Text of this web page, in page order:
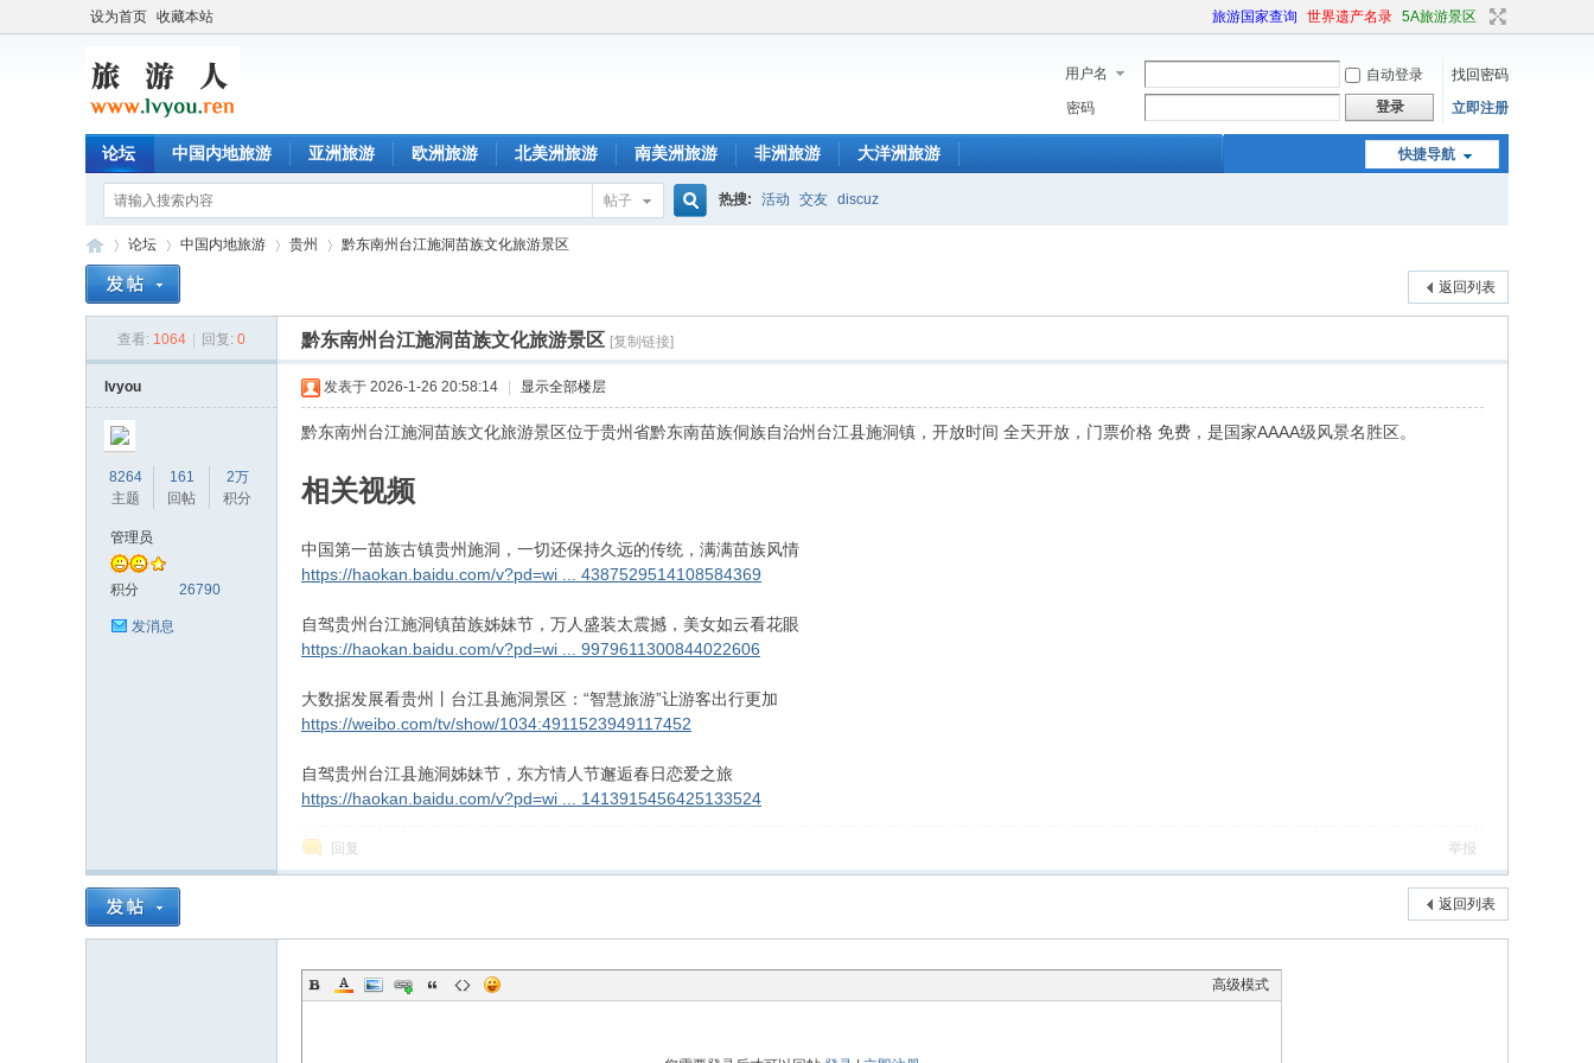
设为首页 收藏本站 旅游国家查询 世界遗产名录 5A旅游景区
用户名 自动登录
找回密码
密码
登录 立即注册
快捷导航
论坛 中国内地旅游 亚洲旅游 欧洲旅游 北美洲旅游 南美洲旅游 非洲旅游 大洋洲旅游
帖子 热搜: 活动 交友 discuz
论坛
›
中国内地旅游 贵州
›
黔东南州台江施洞苗族文化旅游景区
返回列表
查看: 1064 回复: 0 黔东南州台江施洞苗族文化旅游景区 [复制链接]
lvyou
8264
主题
161
回帖
2万
积分
管理员
积分 26790
发消息
发表于 2026-1-26 20:58:14 显示全部楼层
黔东南州台江施洞苗族文化旅游景区位于贵州省黔东南苗族侗族自治州台江县施洞镇，开放时间 全天开放，门票价格 免费，是国家AAAA级风景名胜区。
相关视频
中国第一苗族古镇贵州施洞，一切还保持久远的传统，满满苗族风情
https://haokan.baidu.com/v?pd=wi ... 4387529514108584369
自驾贵州台江施洞镇苗族姊妹节，万人盛装太震撼，美女如云看花眼
https://haokan.baidu.com/v?pd=wi ... 9979611300844022606
大数据发展看贵州丨台江县施洞景区：“智慧旅游”让游客出行更加
https://weibo.com/tv/show/1034:4911523949117452
自驾贵州台江县施洞姊妹节，东方情人节邂逅春日恋爱之旅
https://haokan.baidu.com/v?pd=wi ... 1413915456425133524
回复 举报
返回列表
高级模式